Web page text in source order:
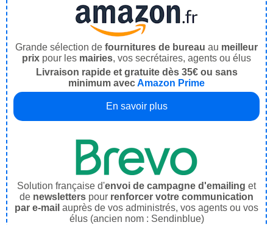
Grande sélection de fournitures de bureau au meilleur
prix pour les mairies, vos secrétaires, agents ou élus
Livraison rapide et gratuite dès 35€ ou sans
minimum avecAmazon Prime
En savoir plus
Solution française d'envoi de campagne d'emailing et
de newsletters pour renforcer votre communication
par e-mail auprès de vos administrés, vos agents ou vos
élus (ancien nom : Sendinblue)